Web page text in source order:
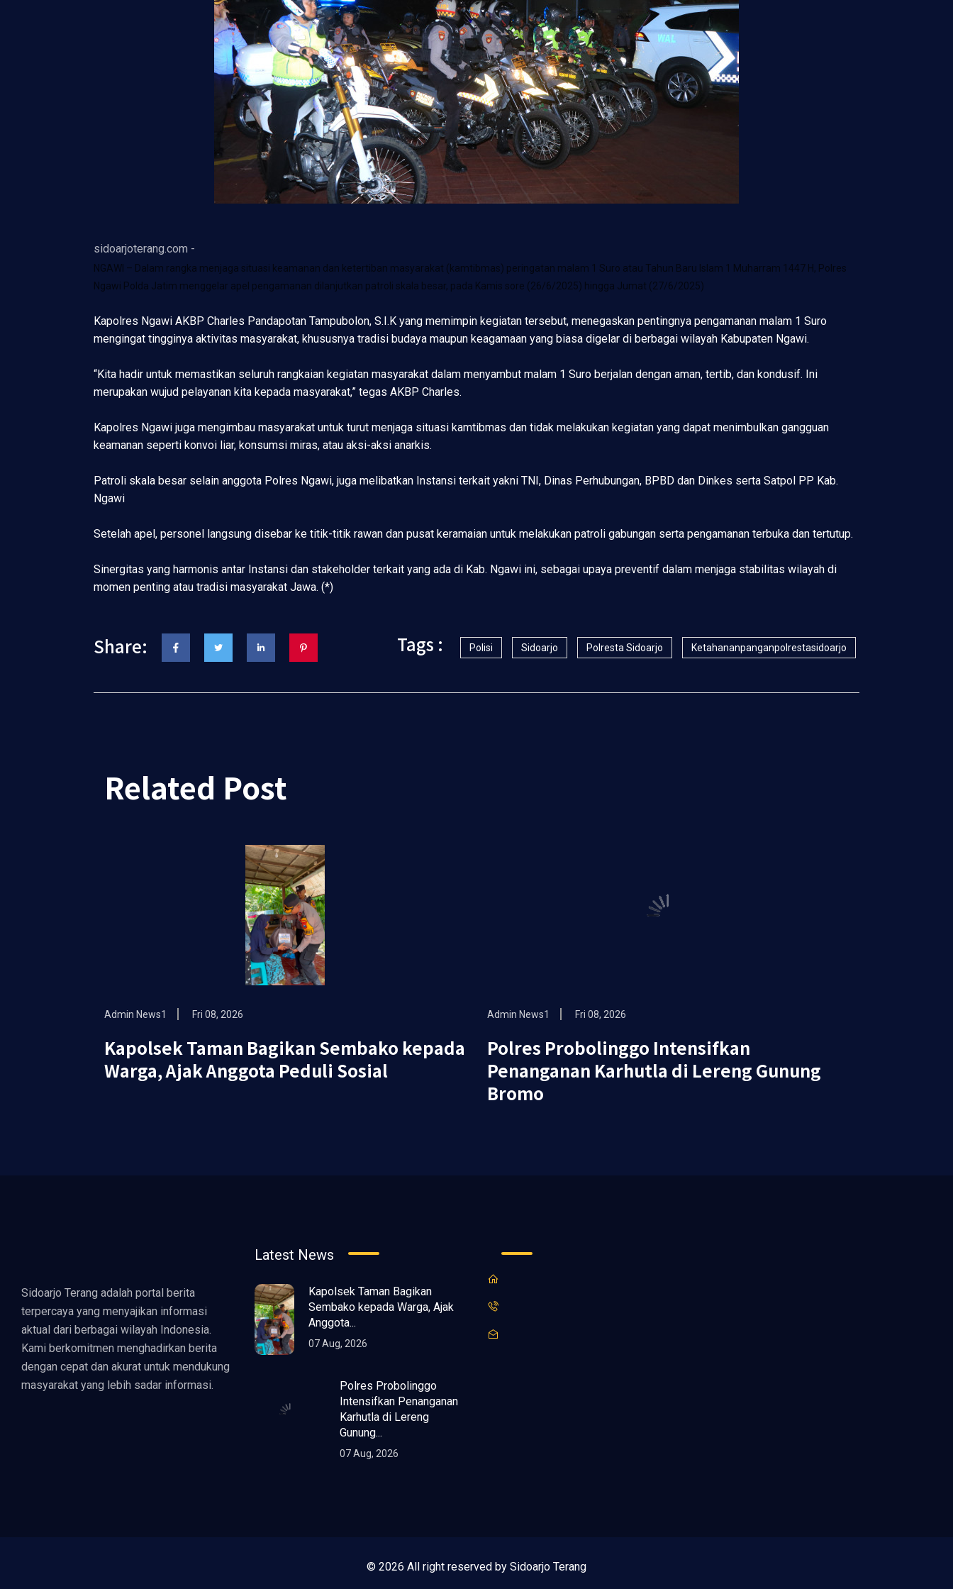
sidoarjoterang.com -
NGAWI – Dalam rangka menjaga situasi keamanan dan ketertiban masyarakat (kamtibmas) peringatan malam 1 Suro atau Tahun Baru Islam 1 Muharram 1447 H, Polres
Ngawi Polda Jatim menggelar apel pengamanan dilanjutkan patroli skala besar, pada Kamis sore (26/6/2025) hingga Jumat (27/6/2025)
Kapolres Ngawi AKBP Charles Pandapotan Tampubolon, S.I.K yang memimpin kegiatan tersebut, menegaskan pentingnya pengamanan malam 1 Suro
mengingat tingginya aktivitas masyarakat, khususnya tradisi budaya maupun keagamaan yang biasa digelar di berbagai wilayah Kabupaten Ngawi.
“Kita hadir untuk memastikan seluruh rangkaian kegiatan masyarakat dalam menyambut malam 1 Suro berjalan dengan aman, tertib, dan kondusif. Ini
merupakan wujud pelayanan kita kepada masyarakat,” tegas AKBP Charles.
Kapolres Ngawi juga mengimbau masyarakat untuk turut menjaga situasi kamtibmas dan tidak melakukan kegiatan yang dapat menimbulkan gangguan
keamanan seperti konvoi liar, konsumsi miras, atau aksi-aksi anarkis.
Patroli skala besar selain anggota Polres Ngawi, juga melibatkan Instansi terkait yakni TNI, Dinas Perhubungan, BPBD dan Dinkes serta Satpol PP Kab.
Ngawi
Setelah apel, personel langsung disebar ke titik-titik rawan dan pusat keramaian untuk melakukan patroli gabungan serta pengamanan terbuka dan tertutup.
Sinergitas yang harmonis antar Instansi dan stakeholder terkait yang ada di Kab. Ngawi ini, sebagai upaya preventif dalam menjaga stabilitas wilayah di
momen penting atau tradisi masyarakat Jawa. (*)
Share: Tags : Polisi Sidoarjo Polresta Sidoarjo Ketahananpanganpolrestasidoarjo
Related Post
Admin News1 Fri 08, 2026
Kapolsek Taman Bagikan Sembako kepada
Warga, Ajak Anggota Peduli Sosial
Admin News1 Fri 08, 2026
Polres Probolinggo Intensifkan
Penanganan Karhutla di Lereng Gunung
Bromo
Sidoarjo Terang adalah portal berita
terpercaya yang menyajikan informasi
aktual dari berbagai wilayah Indonesia.
Kami berkomitmen menghadirkan berita
dengan cepat dan akurat untuk mendukung
masyarakat yang lebih sadar informasi.
Latest News
Kapolsek Taman Bagikan
Sembako kepada Warga, Ajak
Anggota...
07 Aug, 2026
Polres Probolinggo
Intensifkan Penanganan
Karhutla di Lereng
Gunung...
07 Aug, 2026
© 2026 All right reserved by Sidoarjo Terang